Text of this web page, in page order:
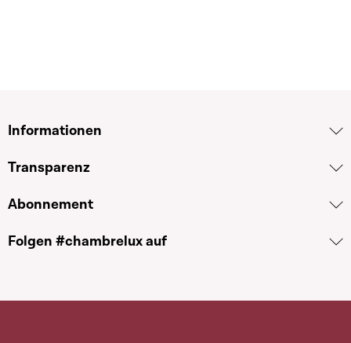
Informationen
Transparenz
Abonnement
Folgen #chambrelux auf